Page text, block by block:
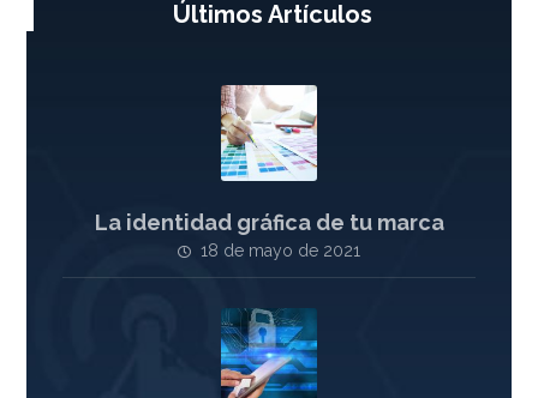
Últimos Artículos
La identidad gráfica de tu marca
18 de mayo de 2021